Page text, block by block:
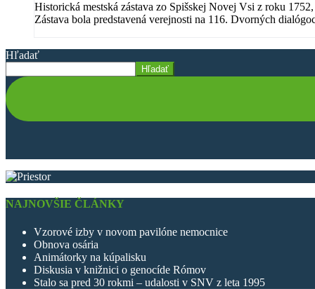
Historická mestská zástava zo Spišskej Novej Vsi z roku
Zástava bola predstavená verejnosti na 116. Dvorných
Hľadať
Hľadať
NAJNOVŠIE ČLÁNKY
Vzorové izby v novom pavilóne nemocnice
Obnova osária
Animátorky na kúpalisku
Diskusia v knižnici o genocíde Rómov
Stalo sa pred 30 rokmi – udalosti v SNV z leta 1995